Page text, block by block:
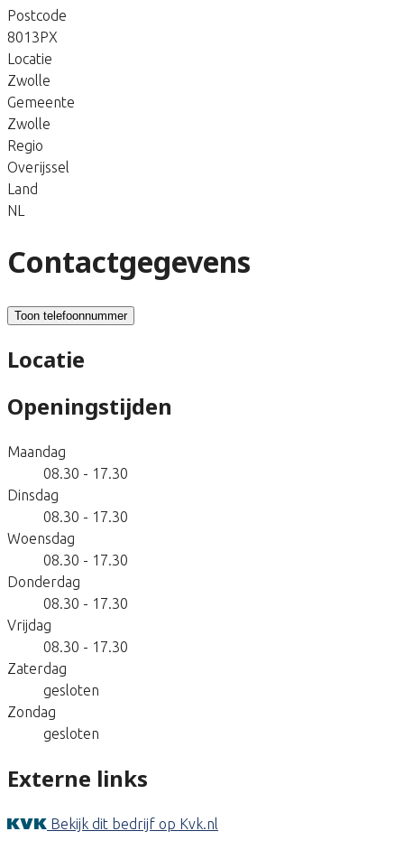
Postcode
8013PX
Locatie
Zwolle
Gemeente
Zwolle
Regio
Overijssel
Land
NL
Contactgegevens
Toon telefoonnummer
Locatie
Openingstijden
Maandag
08.30 - 17.30
Dinsdag
08.30 - 17.30
Woensdag
08.30 - 17.30
Donderdag
08.30 - 17.30
Vrijdag
08.30 - 17.30
Zaterdag
gesloten
Zondag
gesloten
Externe links
Bekijk dit bedrijf op Kvk.nl